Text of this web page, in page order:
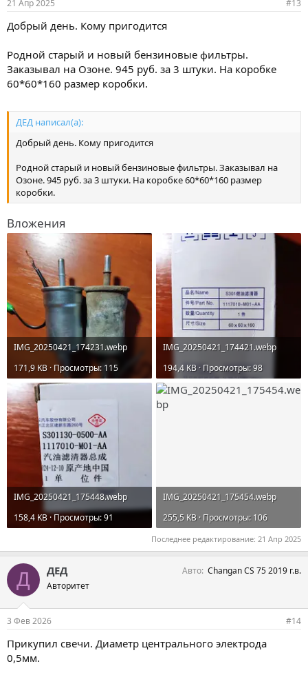
21 Апр 2025 #13
Добрый день. Кому пригодится
Родной старый и новый бензиновые фильтры.
Заказывал на Озоне. 945 руб. за 3 штуки. На коробке
60*60*160 размер коробки.
ДЕД написал(а):
Добрый день. Кому пригодится
Родной старый и новый бензиновые фильтры. Заказывал на
Озоне. 945 руб. за 3 штуки. На коробке 60*60*160 размер
коробки.
Вложения
IMG_20250421_174231.webp
171,9 KB · Просмотры: 115
IMG_20250421_174421.webp
194,4 KB · Просмотры: 98
IMG_20250421_175448.webp
158,4 KB · Просмотры: 91
IMG_20250421_175454.webp
255,5 KB · Просмотры: 106
Последнее редактирование: 21 Апр 2025
Д ДЕД
Авторитет
Авто Changan CS 75 2019 г.в.
3 Фев 2026 #14
Прикупил свечи. Диаметр центрального электрода
0,5мм.